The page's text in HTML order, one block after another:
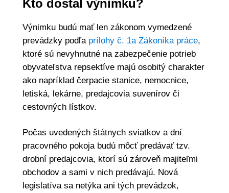
Kto dostal výnimku?
Výnimku budú mať len zákonom vymedzené
prevádzky podľa prílohy č. 1a Zákoníka práce,
ktoré sú nevyhnutné na zabezpečenie potrieb
obyvateľstva repsektíve majú osobitý charakter
ako napríklad čerpacie stanice, nemocnice,
letiská, lekárne, predajcovia suvenírov či
cestovných lístkov.
Počas uvedených štátnych sviatkov a dní
pracovného pokoja budú môcť predávať tzv.
drobní predajcovia, ktorí sú zároveň majiteľmi
obchodov a sami v nich predávajú. Nová
legislatíva sa netýka ani tých prevádzok,